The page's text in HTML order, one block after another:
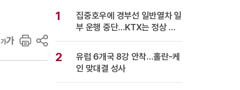
1
집중호우에 경부선 일반열차 일
부 운행 중단…KTX는 정상 운
행
2
유럽 6개국 8강 안착…홀란-케
인 맞대결 성사